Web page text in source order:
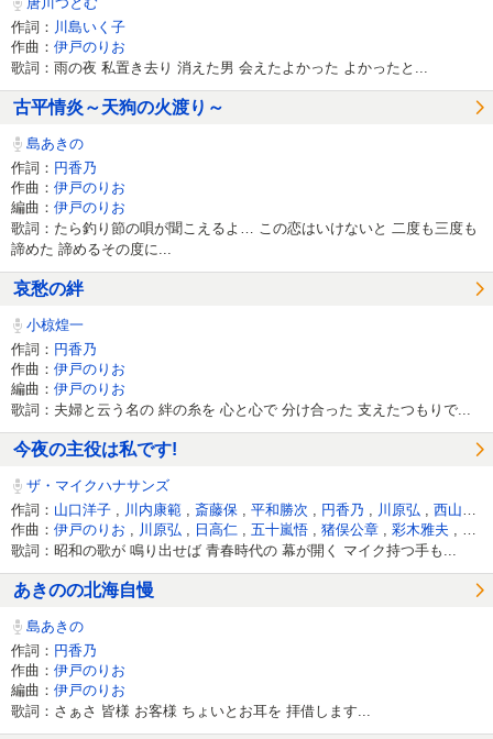
作詞： 川島いく子
作曲： 伊戸のりお
歌詞：雨の夜 私置き去り 消えた男 会えたよかった よかったと...
古平情炎～天狗の火渡り～
島あきの
作詞： 円香乃
作曲： 伊戸のりお
編曲： 伊戸のりお
歌詞：たら釣り節の唄が聞こえるよ… この恋はいけないと 二度も三度も
諦めた 諦めるその度に...
哀愁の絆
小椋煌一
作詞： 円香乃
作曲： 伊戸のりお
編曲： 伊戸のりお
歌詞：夫婦と云う名の 絆の糸を 心と心で 分け合った 支えたつもりで...
今夜の主役は私です!
ザ・マイクハナサンズ
作詞： 山口洋子 川内康範 斎藤保 平和勝次 円香乃 川原弘
西山隆史
作曲： 伊戸のりお 川原弘 日高仁 五十嵐悟 猪俣公章 彩木雅夫
歌詞：昭和の歌が 鳴り出せば 青春時代の 幕が開く マイク持つ手も...
あきのの北海自慢
島あきの
作詞： 円香乃
作曲： 伊戸のりお
編曲： 伊戸のりお
歌詞：さぁさ 皆様 お客様 ちょいとお耳を 拝借します...